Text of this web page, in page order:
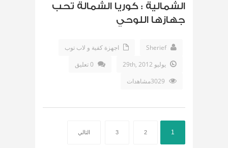
الشمالية : كوريا الشمالة تحب
جهازها اللوحي
Sherief
اجهزة كفية و لاب توب
يوليو 29th, 2012
0 تعليق
1
2
3 التالي